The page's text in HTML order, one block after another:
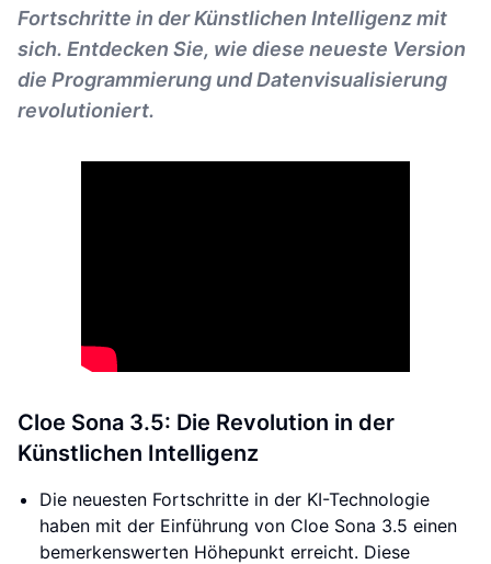
Fortschritte in der Künstlichen Intelligenz mit
sich. Entdecken Sie, wie diese neueste Version
die Programmierung und Datenvisualisierung
revolutioniert.
Cloe Sona 3.5: Die Revolution in der
Künstlichen Intelligenz
Die neuesten Fortschritte in der KI-Technologie
haben mit der Einführung von Cloe Sona 3.5 einen
bemerkenswerten Höhepunkt erreicht. Diese